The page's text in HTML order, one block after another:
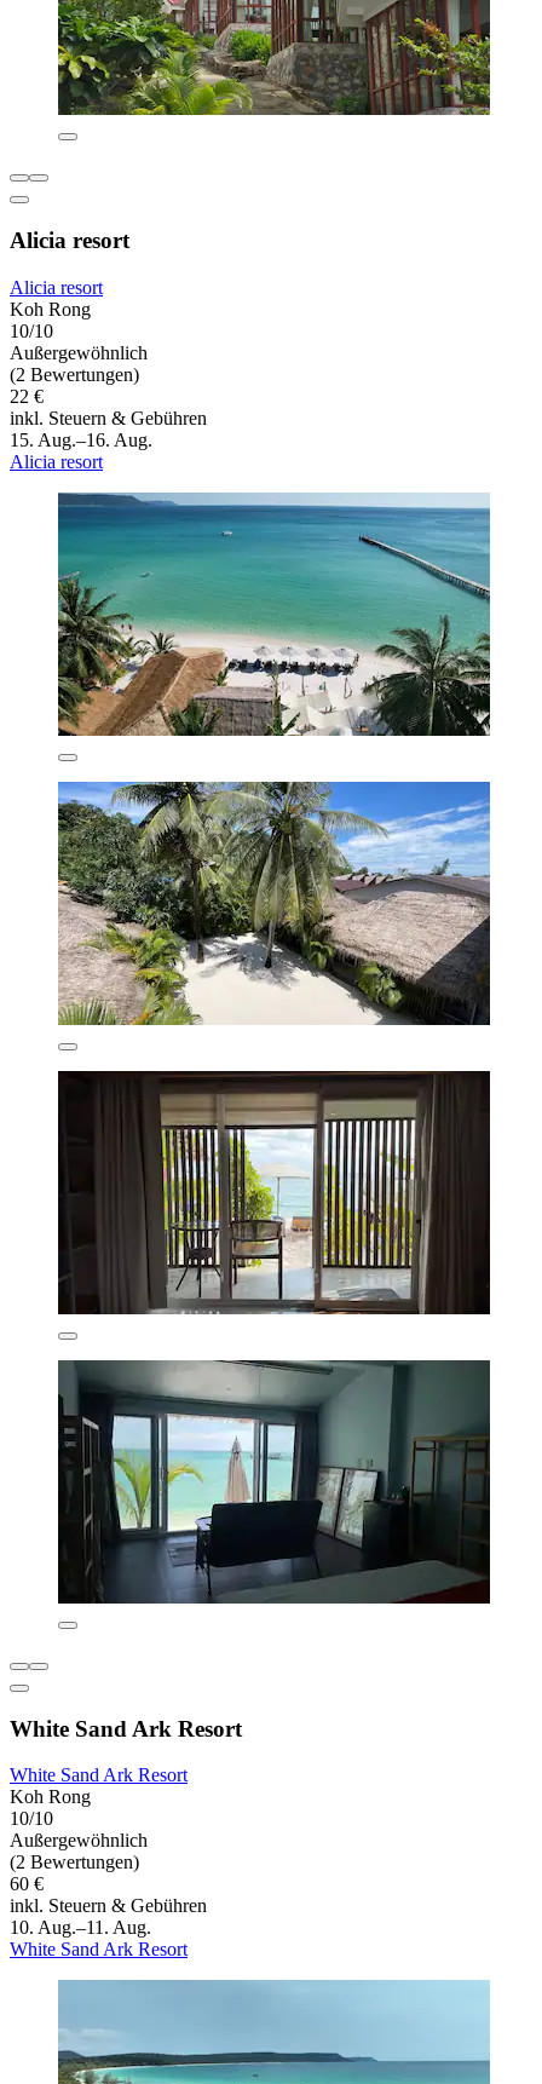
Alicia resort
Alicia resort
Koh Rong
10/10
Außergewöhnlich
(2 Bewertungen)
22 €
inkl. Steuern & Gebühren
15. Aug.–16. Aug.
Alicia resort
White Sand Ark Resort
White Sand Ark Resort
Koh Rong
10/10
Außergewöhnlich
(2 Bewertungen)
60 €
inkl. Steuern & Gebühren
10. Aug.–11. Aug.
White Sand Ark Resort